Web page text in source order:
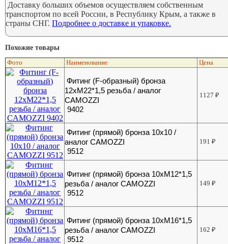
Доставку больших объемов осуществляем собственным
транспортом по всей России, в Республику Крым, а также в
страны СНГ.Подробнее о доставке и упаковке.
Похожие товары
Фото Наименование Цена
Фитинг (F-образный) бронза
12хМ22*1,5 резьба / аналог
CAMOZZI
9402
1127₽
Фитинг (прямой) бронза 10х10 /
аналог CAMOZZI
9512
191₽
Фитинг (прямой) бронза 10хМ12*1,5
резьба / аналог CAMOZZI
9512
149₽
Фитинг (прямой) бронза 10хМ16*1,5
резьба / аналог CAMOZZI
9512
162₽